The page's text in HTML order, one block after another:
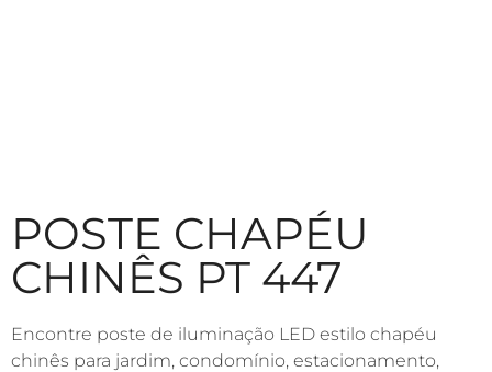
POSTE CHAPÉU
CHINÊS PT 447
Encontre poste de iluminação LED estilo chapéu
chinês para jardim, condomínio, estacionamento,